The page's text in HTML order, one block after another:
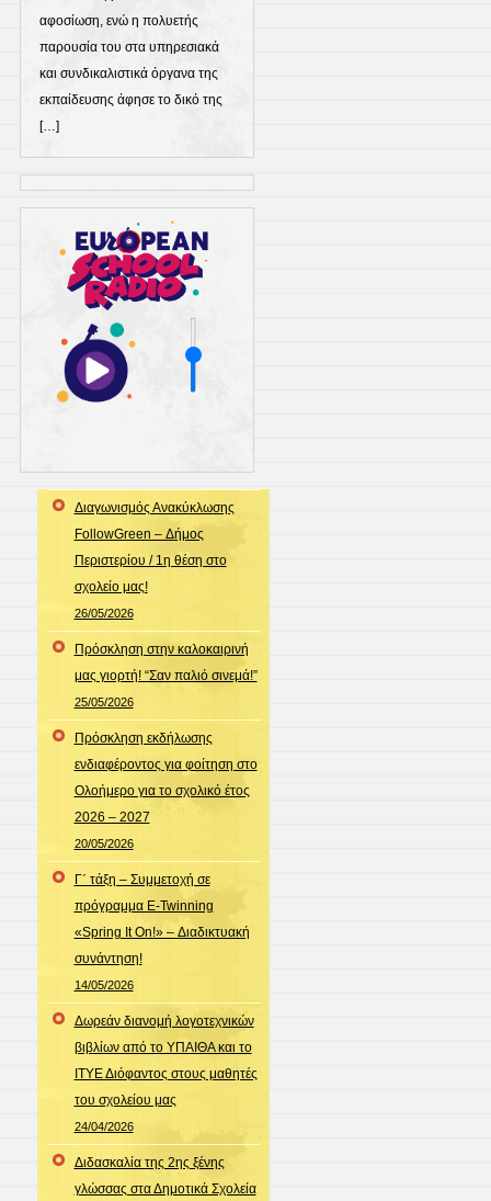
αφοσίωση, ενώ η πολυετής
παρουσία του στα υπηρεσιακά
και συνδικαλιστικά όργανα της
εκπαίδευσης άφησε το δικό της
[…]
Διαγωνισμός Ανακύκλωσης
FollowGreen – Δήμος
Περιστερίου / 1η θέση στο
σχολείο μας!
26/05/2026
Πρόσκληση στην καλοκαιρινή
μας γιορτή! “Σαν παλιό σινεμά!”
25/05/2026
Πρόσκληση εκδήλωσης
ενδιαφέροντος για φοίτηση στο
Ολοήμερο για το σχολικό έτος
2026 – 2027
20/05/2026
Γ΄ τάξη – Συμμετοχή σε
πρόγραμμα E-Twinning
«Spring It On!» – Διαδικτυακή
συνάντηση!
14/05/2026
Δωρεάν διανομή λογοτεχνικών
βιβλίων από το ΥΠΑΙΘΑ και το
ΙΤΥΕ Διόφαντος στους μαθητές
του σχολείου μας
24/04/2026
Διδασκαλία της 2ης ξένης
γλώσσας στα Δημοτικά Σχολεία